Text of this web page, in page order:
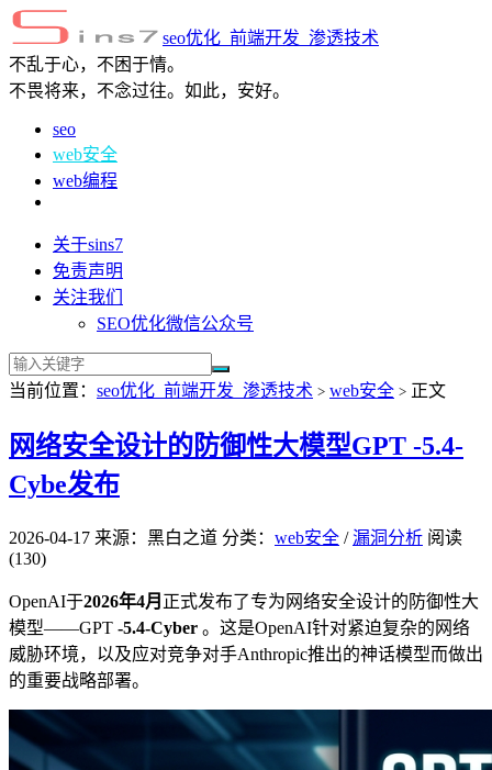
seo优化_前端开发_渗透技术
不乱于心，不困于情。
不畏将来，不念过往。如此，安好。
seo
web安全
web编程
关于sins7
免责声明
关注我们
SEO优化微信公众号
当前位置： seo优化_前端开发_渗透技术 > web安全 > 正文
网络安全设计的防御性大模型GPT -5.4-
Cybe发布
2026-04-17 来源：黑白之道 分类： web安全 / 漏洞分析 阅读
(130)
OpenAI于2026年4月 正式发布了专为网络安全设计的防御性大
模型——GPT -5.4-Cyber 。这是OpenAI针对紧迫复杂的网络
威胁环境，以及应对竞争对手Anthropic推出的神话模型而做出
的重要战略部署。